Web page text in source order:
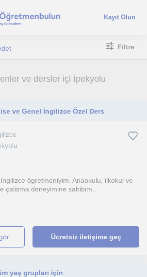
Kayıt Olun
Filtre
ve dersler içi İpekyolu
ve Genel İngilizce Özel Ders
ögretmeniyim. Anaokulu, ilkokul ve
çalisma deneyimine sahibim...
Ücretsiz iletişime geç
yaş grupları için